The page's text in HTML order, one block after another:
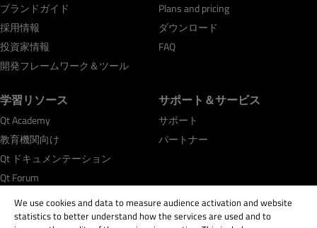
ブランドガイド
採用情報
投資家情報
開発フレームワーク＆ツール
Plans and pricing
ダウンロード
FAQ
学習リソース
Qt Academy
教育機関向け
Qt ドキュメンテーション
Qt Forum
サポート＆サービス
サポート
パートナー
We use cookies and data to measure audience activation and website
statistics to better understand how the services are used and to